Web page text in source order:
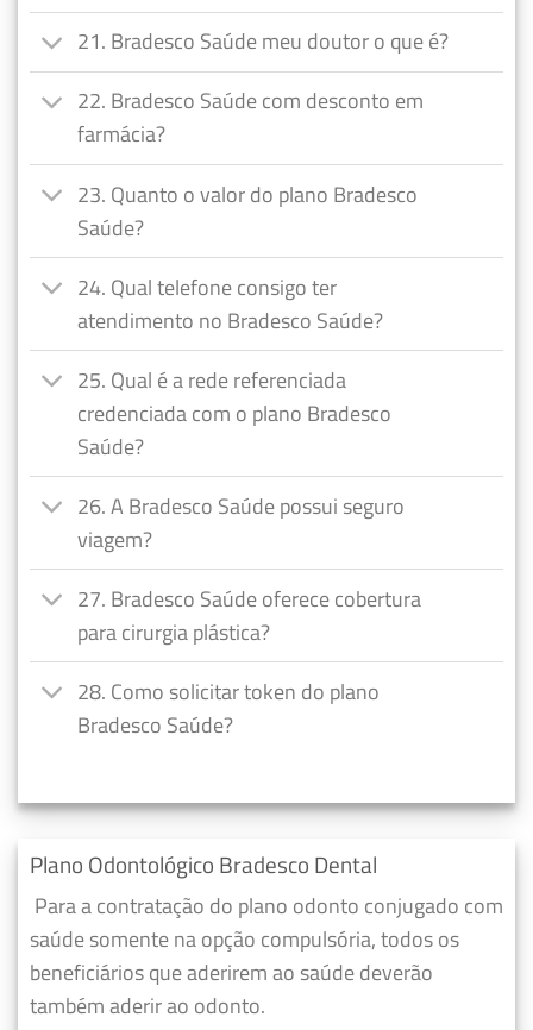
21. Bradesco Saúde meu doutor o que é?
22. Bradesco Saúde com desconto em
farmácia?
23. Quanto o valor do plano Bradesco
Saúde?
24. Qual telefone consigo ter
atendimento no Bradesco Saúde?
25. Qual é a rede referenciada
credenciada com o plano Bradesco
Saúde?
26. A Bradesco Saúde possui seguro
viagem?
27. Bradesco Saúde oferece cobertura
para cirurgia plástica?
28. Como solicitar token do plano
Bradesco Saúde?
Plano Odontológico Bradesco Dental
Para a contratação do plano odonto conjugado com
saúde somente na opção compulsória, todos os
beneficiários que aderirem ao saúde deverão
também aderir ao odonto.